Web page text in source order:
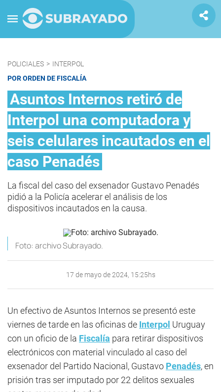
POLICIALES > INTERPOL
POR ORDEN DE FISCALÍA
Asuntos Internos retiró de
Interpol una computadora y
seis celulares incautados en el
caso Penadés
La fiscal del caso del exsenador Gustavo Penadés
pidió a la Policía acelerar el análisis de los
dispositivos incautados en la causa.
Foto: archivo Subrayado.
17 de mayo de 2024, 15:25hs
Un efectivo de Asuntos Internos se presentó este
viernes de tarde en las oficinas de Interpol Uruguay
con un oficio de la Fiscalía para retirar dispositivos
electrónicos con material vinculado al caso del
exsenador del Partido Nacional, Gustavo Penadés, en
prisión tras ser imputado por 22 delitos sexuales